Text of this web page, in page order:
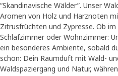
“Skandinavische Wälder”. Unser
Aromen von Holz und Harznoten
Zitrusfrüchten und Zypresse. Ob
Schlafzimmer oder Wohnzimmer:
ein besonderes Ambiente, sobald
schön: Dein Raumduft mit Wald-
Waldspaziergang und Natur,